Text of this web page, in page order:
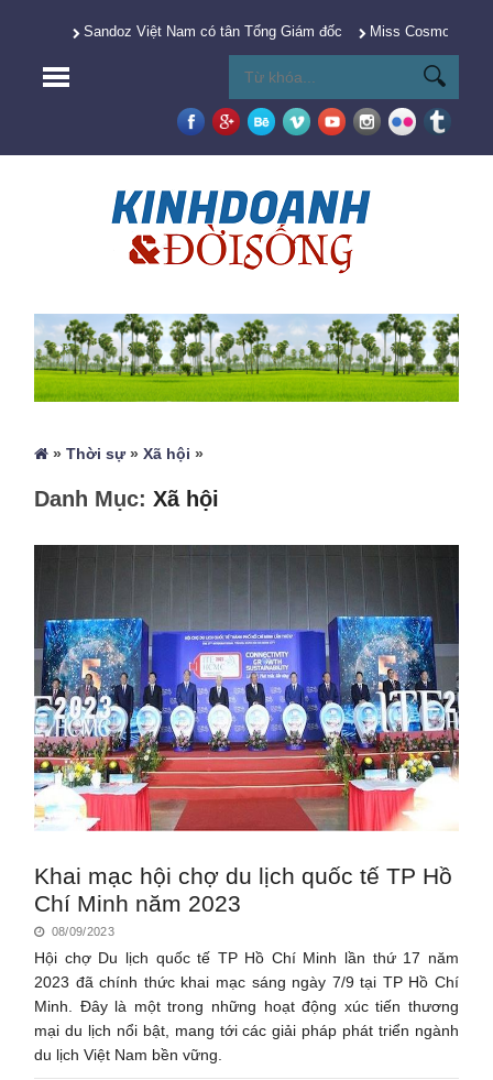
Sandoz Việt Nam có tân Tổng Giám đốc Miss Cosmo 2025
»Thời sự»Xã hội »
Danh Mục:Xã hội
Khai mạc hội chợ du lịch quốc tế TP Hồ
Chí Minh năm 2023
08/09/2023
Hội chợ Du lịch quốc tế TP Hồ Chí Minh lần thứ 17 năm
2023 đã chính thức khai mạc sáng ngày 7/9 tại TP Hồ Chí
Minh. Đây là một trong những hoạt động xúc tiến thương
mại du lịch nổi bật, mang tới các giải pháp phát triển ngành
du lịch Việt Nam bền vững.